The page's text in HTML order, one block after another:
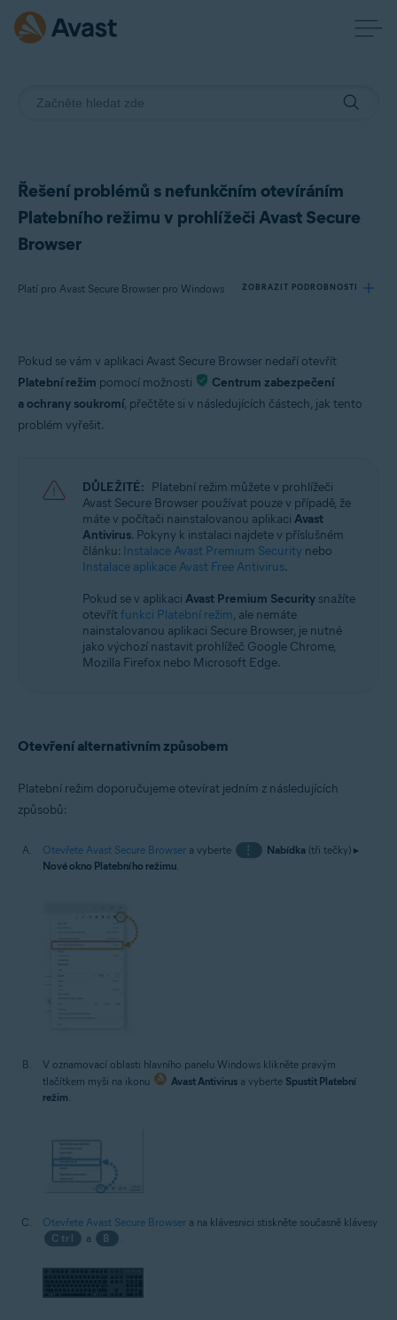
Řešení problémů s nefunkčním otevíráním
Platebního režimu v prohlížeči Avast Secure
Browser
Platí pro Avast Secure Browser pro Windows ZOBRAZIT PODROBNOSTI
Produkty:
Avast Secure Browser 115.x pro Windows
Pokud se vám v aplikaci Avast Secure Browser nedaří otevřít
Platební režim pomocí možnosti
Centrum zabezpečení
a ochrany soukromí, přečtěte si v následujících částech, jak tento
problém vyřešit.
DŮLEŽITÉ: Platební režim můžete v prohlížeči
Avast Secure Browser používat pouze v případě, že
máte v počítači nainstalovanou aplikaci Avast
Antivirus. Pokyny k instalaci najdete v příslušném
článku: Instalace Avast Premium Security nebo
Instalace aplikace Avast Free Antivirus.
Pokud se v aplikaci Avast Premium Security snažíte
otevřítfunkci Platební režim, ale nemáte
nainstalovanou aplikaci Secure Browser, je nutné
jako výchozí nastavit prohlížeč Google Chrome,
Mozilla Firefox nebo Microsoft Edge.
Otevření alternativním způsobem
Platební režim doporučujeme otevírat jedním z následujících
způsobů:
Otevřete Avast Secure Browser a vyberte ⋮ Nabídka(tři tečky) ▸
Nové okno Platebního režimu.
V oznamovací oblasti hlavního panelu Windows klikněte pravým
tlačítkem myši na ikonu
Avast Antivirus a vyberte Spustit Platební
režim
Otevřete Avast Secure Browser a na klávesnici stiskněte současně klávesy
Ctrl
a B .